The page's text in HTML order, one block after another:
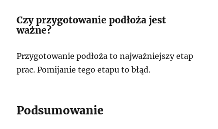
Czy przygotowanie podłoża jest
ważne?
Przygotowanie podłoża to najważniejszy etap
prac. Pomijanie tego etapu to błąd.
Podsumowanie